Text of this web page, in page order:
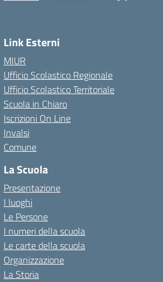
Link Esterni
MIUR
Ufficio Scolastico Regionale
Ufficio Scolastico Territoriale
Scuola in Chiaro
Iscrizioni On Line
Invalsi
Comune
La Scuola
Presentazione
I luoghi
Le Persone
I numeri della scuola
Le carte della scuola
Organizzazione
La Storia